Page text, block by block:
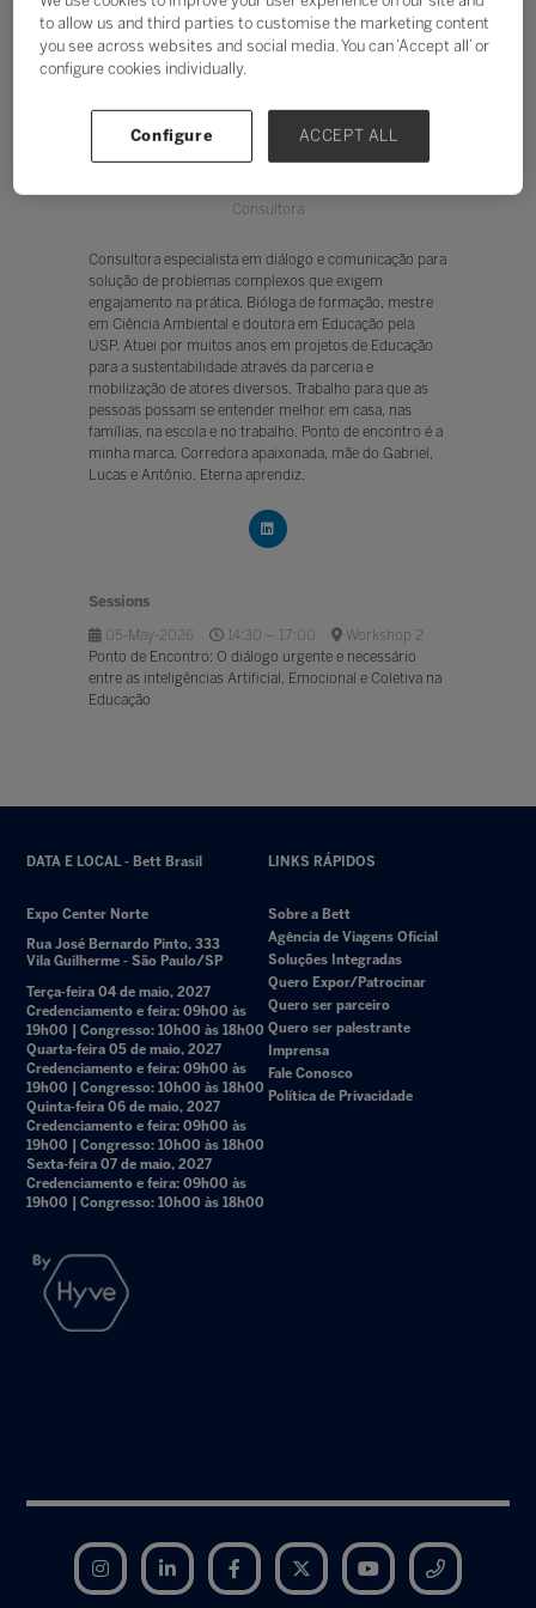
Marô Camargo
Consultora
Consultora especialista em diálogo e comunicação para
solução de problemas complexos que exigem
engajamento na prática. Bióloga de formação, mestre
em Ciência Ambiental e doutora em Educação pela
USP. Atuei por muitos anos em projetos de Educação
para a sustentabilidade através da parceria e
mobilização de atores diversos. Trabalho para que as
pessoas possam se entender melhor em casa, nas
famílias, na escola e no trabalho. Ponto de encontro é a
minha marca. Corredora apaixonada, mãe do Gabriel,
Lucas e Antônio. Eterna aprendiz.
Sessions
05-May-2026
14:30 – 17:00
Workshop 2
Ponto de Encontro: O diálogo urgente e necessário
entre as inteligências Artificial, Emocional e Coletiva na
Educação
DATA E LOCAL - Bett Brasil
Expo Center Norte
Rua José Bernardo Pinto, 333
Vila Guilherme - São Paulo/SP
Terça-feira 04 de maio, 2027
Credenciamento e feira: 09h00 às
19h00 | Congresso: 10h00 às 18h00
Quarta-feira 05 de maio, 2027
Credenciamento e feira: 09h00 às
19h00 | Congresso: 10h00 às 18h00
Quinta-feira 06 de maio, 2027
Credenciamento e feira: 09h00 às
19h00 | Congresso: 10h00 às 18h00
Sexta-feira 07 de maio, 2027
Credenciamento e feira: 09h00 às
19h00 | Congresso: 10h00 às 18h00
LINKS RÁPIDOS
Sobre a Bett
Agência de Viagens Oficial
Soluções Integradas
Quero Expor/Patrocinar
Quero ser parceiro
Quero ser palestrante
Imprensa
Fale Conosco
Política de Privacidade
Instagram LinkedIn Facebook Twitter YouTube
to allow us and third parties to customise the marketing content
you see across websites and social media. You can ‘Accept all’ or
configure cookies individually.
Configure ACCEPT ALL